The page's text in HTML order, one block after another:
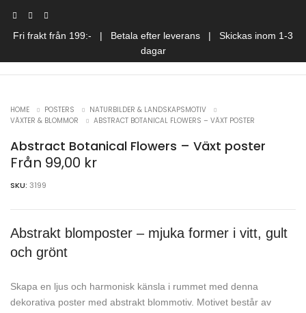
Fri frakt från 199:- | Betala efter leverans | Skickas inom 1-3
dagar
HOME POSTERS
NATURBILDER & LANDSKAPSMOTIV
VÄXTER & BLOMMOR
ABSTRACT BOTANICAL FLOWERS – VÄXT POSTER
Abstract Botanical Flowers – Växt poster
Från 99,00 kr
SKU: 3199
Abstrakt blomposter – mjuka former i vitt, gult
och grönt
Skapa en ljus och harmonisk känsla i rummet med denna
dekorativa poster med abstrakt blommotiv. Motivet består av